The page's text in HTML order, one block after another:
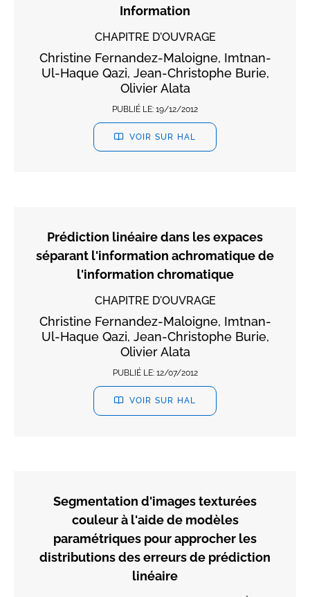
Information
CHAPITRE D'OUVRAGE
Christine Fernandez-Maloigne, Imtnan-
Ul-Haque Qazi, Jean-Christophe Burie,
Olivier Alata
PUBLIÉ LE: 19/12/2012
VOIR SUR HAL
Prédiction linéaire dans les expaces
séparant l'information achromatique de
l'information chromatique
CHAPITRE D'OUVRAGE
Christine Fernandez-Maloigne, Imtnan-
Ul-Haque Qazi, Jean-Christophe Burie,
Olivier Alata
PUBLIÉ LE: 12/07/2012
VOIR SUR HAL
Segmentation d'images texturées
couleur à l'aide de modèles
paramétriques pour approcher les
distributions des erreurs de prédiction
linéaire